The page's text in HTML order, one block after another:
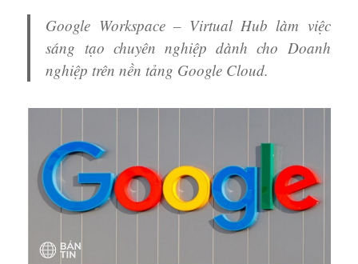
Google Workspace – Virtual Hub làm việc
sáng tạo chuyên nghiệp dành cho Doanh
nghiệp trên nền tảng Google Cloud.